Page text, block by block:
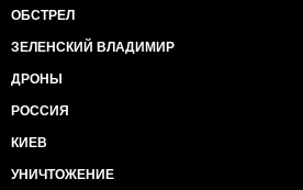
ОБСТРЕЛ
ЗЕЛЕНСКИЙ ВЛАДИМИР
ДРОНЫ
РОССИЯ
КИЕВ
УНИЧТОЖЕНИЕ